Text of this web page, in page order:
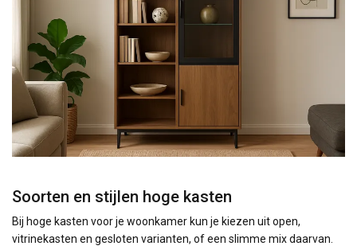
Soorten en stijlen hoge kasten
Bij hoge kasten voor je woonkamer kun je kiezen uit open,
vitrinekasten en gesloten varianten, of een slimme mix daarvan.